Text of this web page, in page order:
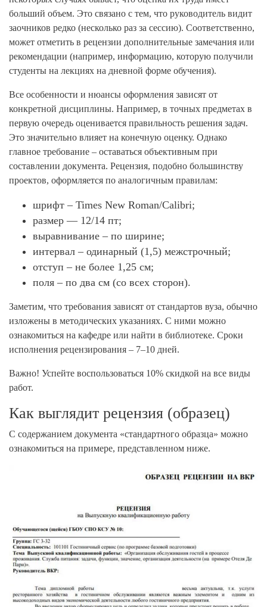
больший объем. Это связано с тем, что руководитель видит
заочников редко (несколько раз за сессию). Соответственно,
может отметить в рецензии дополнительные замечания или
рекомендации (например, информацию, которую получили
студенты на лекциях на дневной форме обучения).
Все особенности и нюансы оформления зависят от
конкретной дисциплины. Например, в точных предметах в
первую очередь оценивается правильность решения задач.
Это значительно влияет на конечную оценку. Однако
главное требование – оставаться объективным при
составлении документа. Рецензия, подобно большинству
проектов, оформляется по аналогичным правилам:
шрифт – Times New Roman/Calibri;
размер — 12/14 пт;
выравнивание – по ширине;
интервал – одинарный (1,5) межстрочный;
отступ – не более 1,25 см;
поля – по два см (со всех сторон).
Заметим, что требования зависят от стандартов вуза, обычно
изложены в методических указаниях. С ними можно
ознакомиться на кафедре или найти в библиотеке. Сроки
исполнения рецензирования – 7–10 дней.
Важно! Успейте воспользоваться 10% скидкой на все виды
работ.
Как выглядит рецензия (образец)
С содержанием документа «стандартного образца» можно
ознакомиться на примере, представленном ниже.